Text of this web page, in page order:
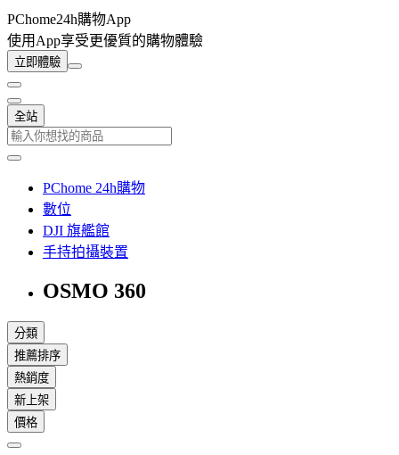
PChome24h購物App
使用App享受更優質的購物體驗
立即體驗
全站
PChome 24h購物
數位
DJI 旗艦館
手持拍攝裝置
OSMO 360
分類
推薦排序
熱銷度
新上架
價格